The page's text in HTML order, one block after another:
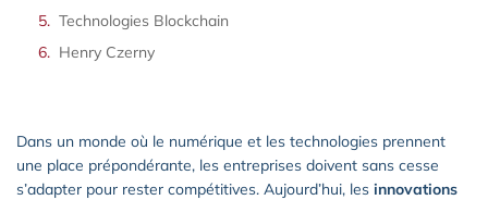
Technologies Blockchain
Henry Czerny
Dans un monde où le numérique et les technologies prennent
une place prépondérante, les entreprises doivent sans cesse
s’adapter pour rester compétitives. Aujourd’hui, les innovations